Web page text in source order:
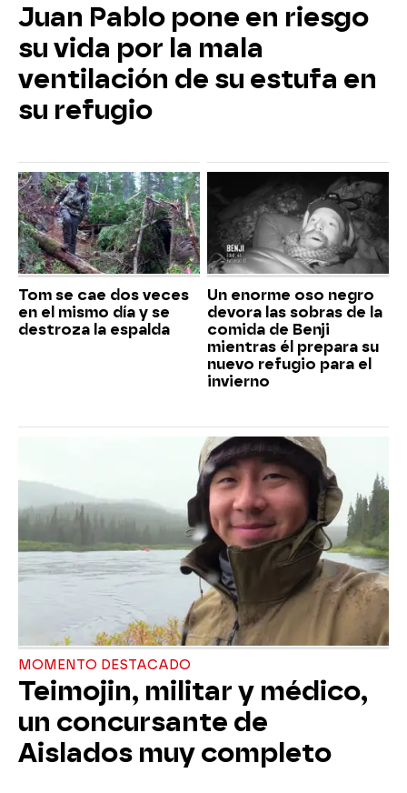
Juan Pablo pone en riesgo
su vida por la mala
ventilación de su estufa en
su refugio
Tom se cae dos veces
en el mismo día y se
destroza la espalda
Un enorme oso negro
devora las sobras de la
comida de Benji
mientras él prepara su
nuevo refugio para el
invierno
MOMENTO DESTACADO
Teimojin, militar y médico,
un concursante de
Aislados muy completo